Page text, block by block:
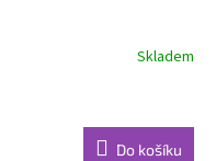
Skladem
Do košíku